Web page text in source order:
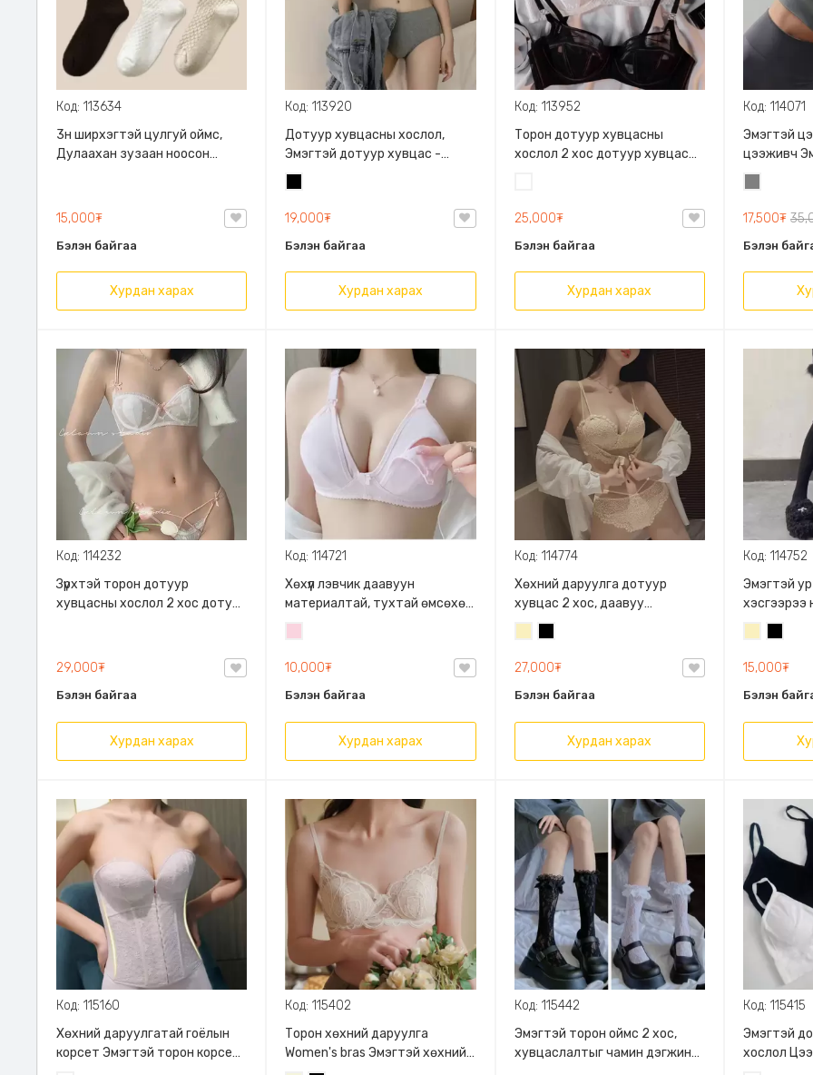
Код: 113634
3н ширхэгтэй цулгуй оймс,
Дулаахан зузаан ноосон
15,000₮
Бэлэн байгаа
Хурдан харах
Код: 113920
Дотуур хувцасны хослол,
Эмэгтэй дотуур хувцас -
Дотоож, Даавуун, 3-н өнгөний
сонголттой
19,000₮
Бэлэн байгаа
Хурдан харах
Код: 113952
Торон дотуур хувцасны
хослол 2 хос дотуур хувцас
хөхний даруулга Торон
Нимгэн, Дэгжин харагдуулан
хос дотуур хувцас,
Амьсгалдаг торон
гадаргуутай
25,000₮
Бэлэн байгаа
Хурдан харах
Код: 114071
Эмэгтэй
цээживч
цээживч,
хөнгөн
болохгүй
17,500₮
Бэлэн
Код: 114232
Зүрхтэй торон дотуур
хувцасны хослол 2 хос дотуур
Хослол Торон хөхний даруулга
Торон дотоож, Нимгэн, Дэгжин
харагдуулах хос дотуур
гадаргуутай
29,000₮
Бэлэн байгаа
Хурдан харах
Код: 114721
Хөхүүл лэвчик даавуун
материалтай, тухтай өмсөхөд
хялбар
10,000₮
Бэлэн байгаа
Хурдан харах
Код: 114774
Хөхний даруулга дотуур
хувцас 2 хос, даавуу
материалтай торон
оруулгатай
Блонд/
27,000₮
Бэлэн байгаа
Хурдан харах
Код: 114752
Эмэгтэй
хэсгээрээ
Блонд/
15,000₮
Бэлэн
Код: 115160
Хөхний даруулгатай гоёлын
корсет Эмэгтэй торон корсет
Код: 115402
Торон хөхний даруулга
Women's bras Эмэгтэй хөхний
Код: 115442
Эмэгтэй торон оймс 2 хос,
хувцаслалтыг чамин дэгжин
Код: 115415
Эмэгтэй
хослол